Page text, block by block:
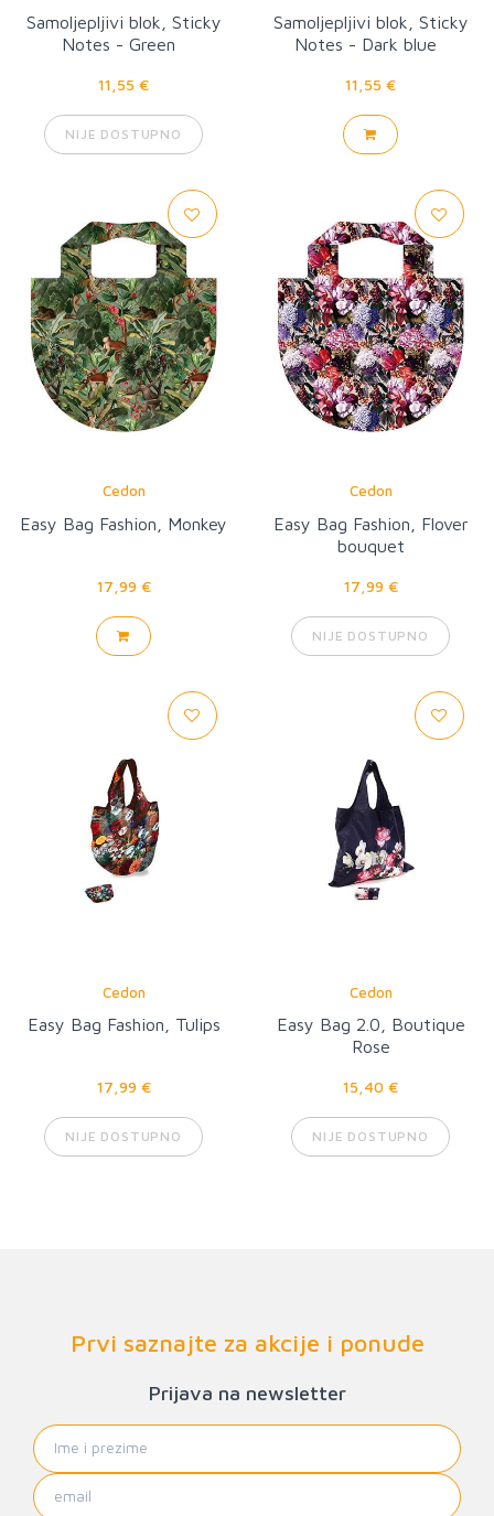
Samoljepljivi blok, Sticky
Notes - Green
11,55 €
NIJE DOSTUPNO
Samoljepljivi blok, Sticky
Notes - Dark blue
11,55 €
Cedon
Easy Bag Fashion, Monkey
17,99 €
Cedon
Easy Bag Fashion, Flover
bouquet
17,99 €
NIJE DOSTUPNO
Cedon
Easy Bag Fashion, Tulips
17,99 €
NIJE DOSTUPNO
Cedon
Easy Bag 2.0, Boutique
Rose
15,40 €
NIJE DOSTUPNO
Prvi saznajte za akcije i ponude
Prijava na newsletter